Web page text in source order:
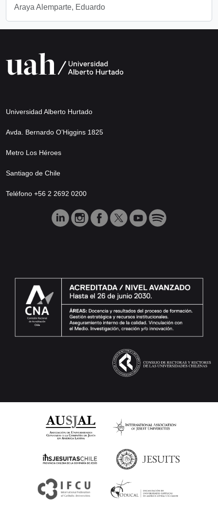
Araya Alemparte, Eduardo
Universidad Alberto Hurtado
Avda. Bernardo O’Higgins 1825
Metro Los Héroes
Santiago de Chile
Teléfono +56 2 2692 0200